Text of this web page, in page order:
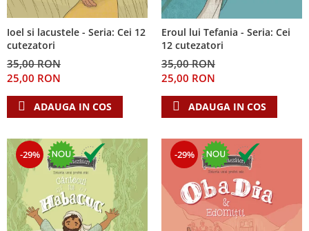
Ioel si lacustele - Seria: Cei 12
cutezatori
35,00 RON
25,00 RON
ADAUGA IN COS
Eroul lui Tefania - Seria: Cei
12 cutezatori
35,00 RON
25,00 RON
ADAUGA IN COS
-29% -29%